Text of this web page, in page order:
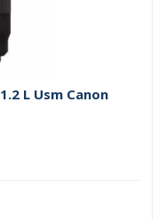
L Usm Canon